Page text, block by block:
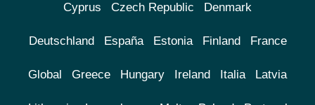
Cyprus Czech Republic Denmark
Deutschland España Estonia Finland France
Global Greece Hungary Ireland Italia Latvia